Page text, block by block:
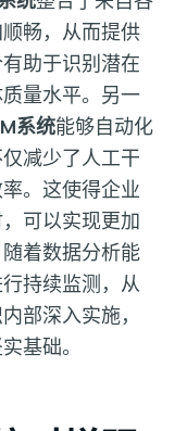
畅，从而提供
助于识别潜在
量水平。另一
系统能够自动化
减少了人工干
。这使得企业
可以实现更加
着数据分析能
持续监测，从
部深入实施，
基础。